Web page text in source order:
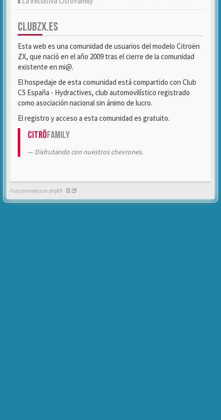
CLUBZX.ES
Esta web es una comunidad de usuarios del modelo Citroën
ZX, que nació en el año 2009 tras el cierre de la comunidad
existente en mi@.
El hospedaje de esta comunidad está compartido con Club
C5 España - Hydractives, club automovilístico registrado
como asociación nacional sin ánimo de lucro.
El registro y acceso a esta comunidad es gratuito.
CitröFamily
Disfrutando con nuestros chevrones.
Funcionando con phpBB -